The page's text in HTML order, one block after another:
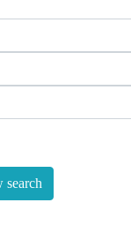
search